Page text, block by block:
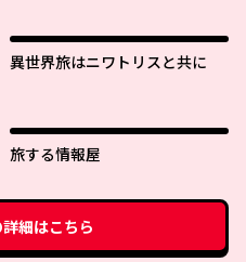
異世界旅はニワトリスと共に
旅する情報屋
詳細はこちら